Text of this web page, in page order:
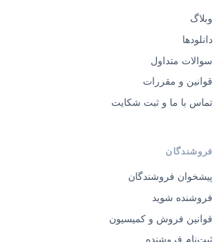
وبلاگ
دانلودها
سوالات متداول
قوانین و مقررات
تماس با ما و ثبت شکایت
فروشندگان
پیشخوان فروشندگان
فروشنده شوید
قوانین فروش و کمیسیون
ثبت‌نام فروشنده